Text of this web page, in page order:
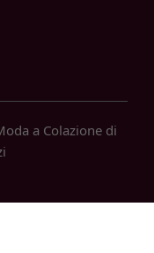
a Colazione di